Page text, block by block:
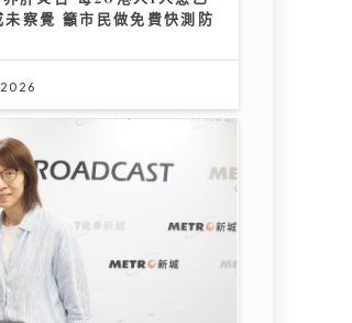
智障人士 角色極具挑戰盼